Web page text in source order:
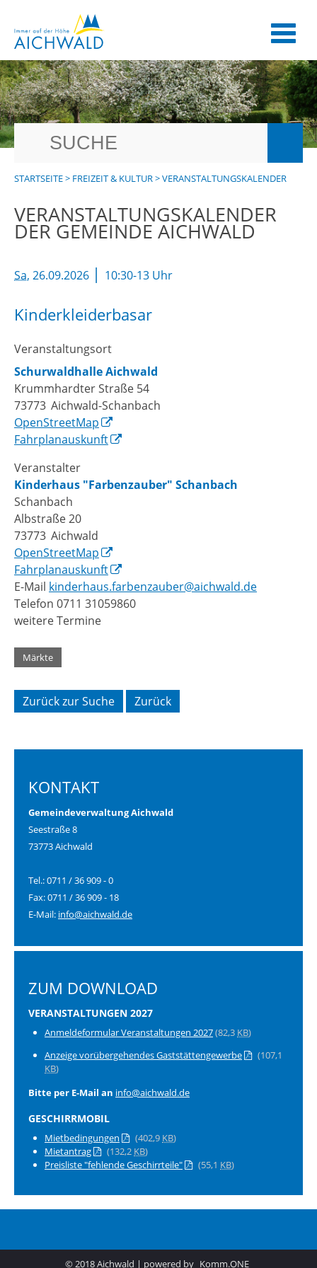
STARTSEITE> FREIZEIT & KULTUR>VERANSTALTUNGSKALENDER
VERANSTALTUNGSKALENDER
DER GEMEINDE AICHWALD
Sa, 26.09.2026 | 10:30-13 Uhr
Kinderkleiderbasar
Veranstaltungsort
Schurwaldhalle Aichwald
Krummhardter Straße 54
73773 Aichwald-Schanbach
OpenStreetMap
Fahrplanauskunft
Veranstalter
Kinderhaus "Farbenzauber" Schanbach
Schanbach
Albstraße 20
73773 Aichwald
OpenStreetMap
Fahrplanauskunft
E-Mail kinderhaus.farbenzauber@aichwald.de
Telefon 0711 31059860
weitere Termine
Märkte
Zurück zur Suche Zurück
KONTAKT
Gemeindeverwaltung Aichwald
Seestraße 8
73773 Aichwald
Tel.: 0711 / 36 909 - 0
Fax: 0711 / 36 909 - 18
E-Mail: info@aichwald.de
ZUM DOWNLOAD
VERANSTALTUNGEN 2027
Anmeldeformular Veranstaltungen 2027(82,3 KB)
Anzeige vorübergehendes Gaststättengewerbe
(107,1
KB)
Bitte per E-Mail an info@aichwald.de
GESCHIRRMOBIL
Mietbedingungen (402,9 KB)
Mietantrag
(132,2 KB)
Preisliste "fehlende Geschirrteile"
(55,1 KB)
© 2018 Aichwald | powered by Komm.ONE